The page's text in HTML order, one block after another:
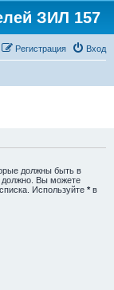
ЗИЛ 157
Вход
Регистрация
должны быть в
должно. Вы можете
Используйте * в